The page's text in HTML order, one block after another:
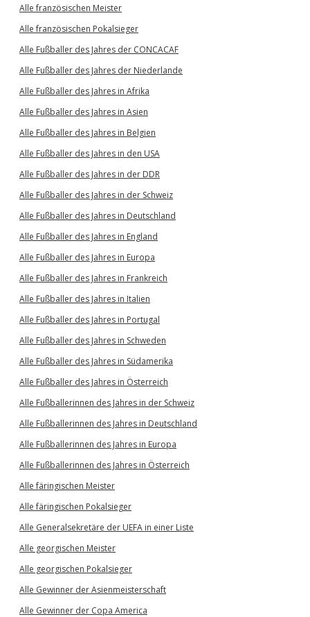
Alle französischen Meister
Alle französischen Pokalsieger
Alle Fußballer des Jahres der CONCACAF
Alle Fußballer des Jahres der Niederlande
Alle Fußballer des Jahres in Afrika
Alle Fußballer des Jahres in Asien
Alle Fußballer des Jahres in Belgien
Alle Fußballer des Jahres in den USA
Alle Fußballer des Jahres in der DDR
Alle Fußballer des Jahres in der Schweiz
Alle Fußballer des Jahres in Deutschland
Alle Fußballer des Jahres in England
Alle Fußballer des Jahres in Europa
Alle Fußballer des Jahres in Frankreich
Alle Fußballer des Jahres in Italien
Alle Fußballer des Jahres in Portugal
Alle Fußballer des Jahres in Schweden
Alle Fußballer des Jahres in Südamerika
Alle Fußballer des Jahres in Österreich
Alle Fußballerinnen des Jahres in der Schweiz
Alle Fußballerinnen des Jahres in Deutschland
Alle Fußballerinnen des Jahres in Europa
Alle Fußballerinnen des Jahres in Österreich
Alle färingischen Meister
Alle färingischen Pokalsieger
Alle Generalsekretäre der UEFA in einer Liste
Alle georgischen Meister
Alle georgischen Pokalsieger
Alle Gewinner der Asienmeisterschaft
Alle Gewinner der Copa America